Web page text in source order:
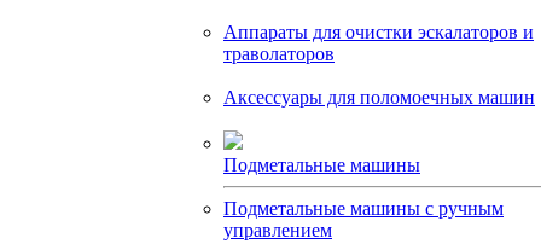
Аппараты для очистки эскалаторов и
траволаторов
Аксессуары для поломоечных машин
Подметальные машины
Подметальные машины с ручным
управлением